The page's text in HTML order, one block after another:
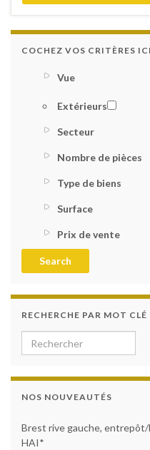
COCHEZ VOS CRITÈRES
Vue
Extérieurs
Secteur
Nombre de pièces
Type de biens
Surface
Prix de vente
RECHERCHE PAR MOT CLÉ
NOS NOUVEAUTÉS
Brest rive gauche, entrepôt/
HAI*